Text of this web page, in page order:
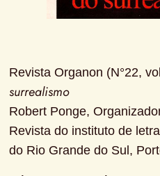
Revista Organon (N°22,
surrealismo
Robert Ponge,
Revista do instituto de
do Rio Grande do Sul,